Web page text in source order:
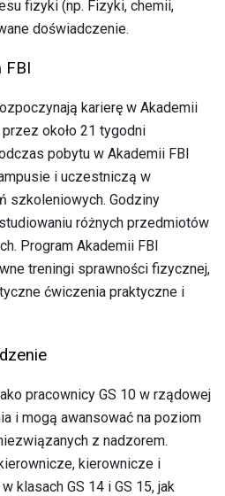
fizyki (np. Fizyki, chemii,
doświadczenie.
FBI
karierę w Akademii
około 21 tygodni
pobytu w Akademii FBI
i uczestniczą w
szkoleniowych. Godziny
różnych przedmiotów
Program Akademii FBI
treningi sprawności fizycznej,
ćwiczenia praktyczne i
pracownicy GS 10 w rządowej
i mogą awansować na poziom
z nadzorem.
kierownicze i
klasach GS 14 i GS 15, jak